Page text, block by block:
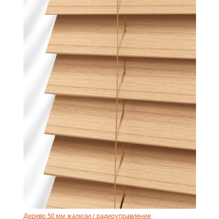
Дерево 50 мм жалюзи / радиоуправление